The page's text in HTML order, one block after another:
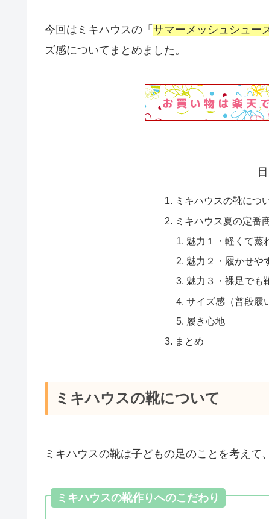
今回はミキハウスの「 サマーメッシュシュー
ズ感についてまとめました。
ミキハウスの靴につ
ミキハウス夏の定番
魅力１・軽くて蒸
魅力２・履かせや
魅力３・裸足でも
サイズ感（普段履
履き心地
まとめ
ミキハウスの靴について
ミキハウスの靴は子どもの足のことを考えて
ミキハウスの靴作りへのこだわり